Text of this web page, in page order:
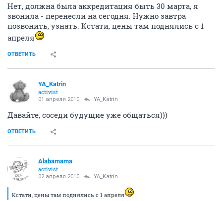
Нет, должна была аккредитация быть 30 марта, я
звонила - перенесли на сегодня. Нужно завтра
позвонить, узнать. Кстати, цены там поднялись с 1
апреля
ОТВЕТИТЬ
YA_Katrin
activist
01 апреля 2010 YA_Katrin
Давайте, соседи будущие уже общаться)))
ОТВЕТИТЬ
Alabamama
activist
02 апреля 2010 YA_Katrin
Кстати, цены там поднялись с 1 апреля